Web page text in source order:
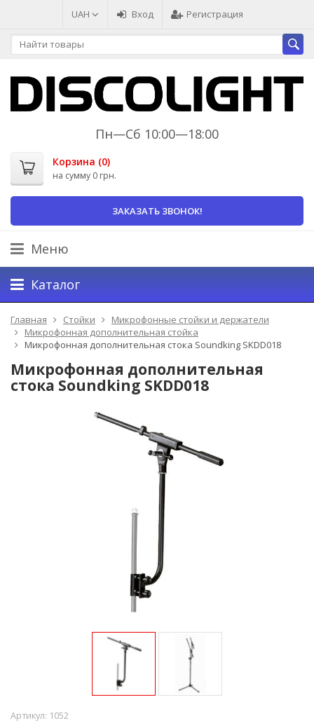
UAH Вход Регистрация
Пн—Сб 10:00—18:00
Корзина (0)
на сумму 0 грн.
ЗАКАЗАТЬ ЗВОНОК!
Меню
Каталог
Главная Стойки
Микрофонные стойки и держатели
Микрофонная дополнительная стойка
Микрофонная дополнительная стока Soundking SKDD018
Микрофонная дополнительная
стока Soundking SKDD018
Артикул: 1052